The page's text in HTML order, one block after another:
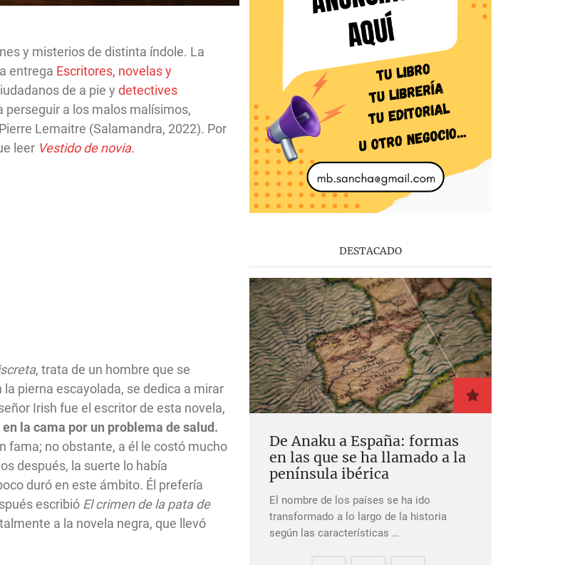
y misterios de distinta índole. La
entrega Escritores, novelas y
de a pie y detectives
perseguir a los malos malísimos,
Lemaitre (Salamandra, 2022). Por
leer Vestido de novia.
, trata de un hombre que se
pierna escayolada, se dedica a mirar
Irish fue el escritor de esta novela,
la cama por un problema de salud.
fama; no obstante, a él le costó mucho
después, la suerte lo había
duró en este ámbito. Él prefería
escribió El crimen de la pata de
a la novela negra, que llevó
DESTACADO
De Anaku a España: formas
en las que se ha llamado a la
península ibérica
El nombre de los países se ha ido
transformado a lo largo de la historia
según las características …